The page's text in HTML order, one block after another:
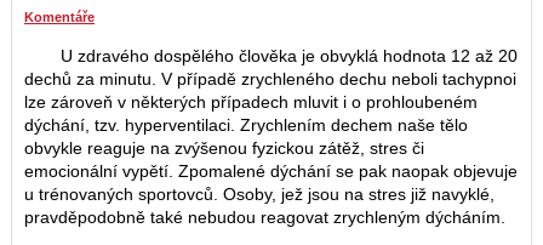
Komentáře
U zdravého dospělého člověka je obvyklá hodnota 12 až 20
dechů za minutu. V případě zrychleného dechu neboli tachypnoi
lze zároveň v některých případech mluvit i o prohloubeném
dýchání, tzv. hyperventilaci. Zrychlením dechem naše tělo
obvykle reaguje na zvýšenou fyzickou zátěž, stres či
emocionální vypětí. Zpomalené dýchání se pak naopak objevuje
u trénovaných sportovců. Osoby, jež jsou na stres již navyklé,
pravděpodobně také nebudou reagovat zrychleným dýcháním.